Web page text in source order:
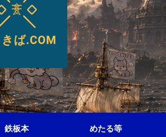
鉄板本 めたる等